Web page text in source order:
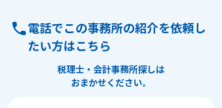
電話でこの事務所の紹介を依頼し
たい方はこちら
税理士・会計事務所探しは
おまかせください。